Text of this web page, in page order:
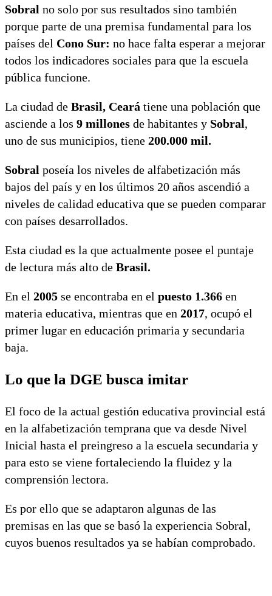
Sobral no solo por sus resultados sino también
porque parte de una premisa fundamental para los
países del Cono Sur: no hace falta esperar a mejorar
todos los indicadores sociales para que la escuela
pública funcione.
La ciudad de Brasil, Ceará tiene una población que
asciende a los 9 millones de habitantes y Sobral,
uno de sus municipios, tiene 200.000 mil.
Sobral poseía los niveles de alfabetización más
bajos del país y en los últimos 20 años ascendió a
niveles de calidad educativa que se pueden comparar
con países desarrollados.
Esta ciudad es la que actualmente posee el puntaje
de lectura más alto de Brasil.
En el 2005 se encontraba en el puesto 1.366 en
materia educativa, mientras que en 2017, ocupó el
primer lugar en educación primaria y secundaria
baja.
Lo que la DGE busca imitar
El foco de la actual gestión educativa provincial está
en la alfabetización temprana que va desde Nivel
Inicial hasta el preingreso a la escuela secundaria y
para esto se viene fortaleciendo la fluidez y la
comprensión lectora.
Es por ello que se adaptaron algunas de las
premisas en las que se basó la experiencia Sobral,
cuyos buenos resultados ya se habían comprobado.